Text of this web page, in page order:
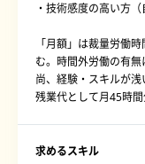
・技術感度の高い方（
「月額」は裁量労働
む。時間外労働の有無
尚、経験・スキルが
残業代として月45時
求めるスキル